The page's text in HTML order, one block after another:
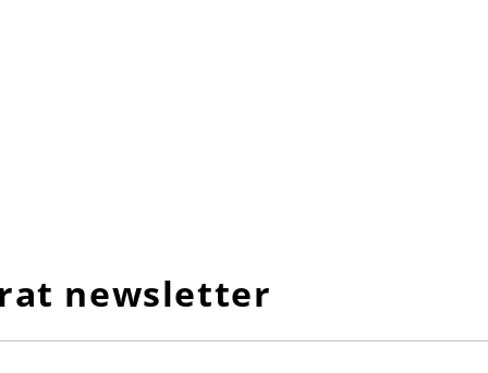
newsletter